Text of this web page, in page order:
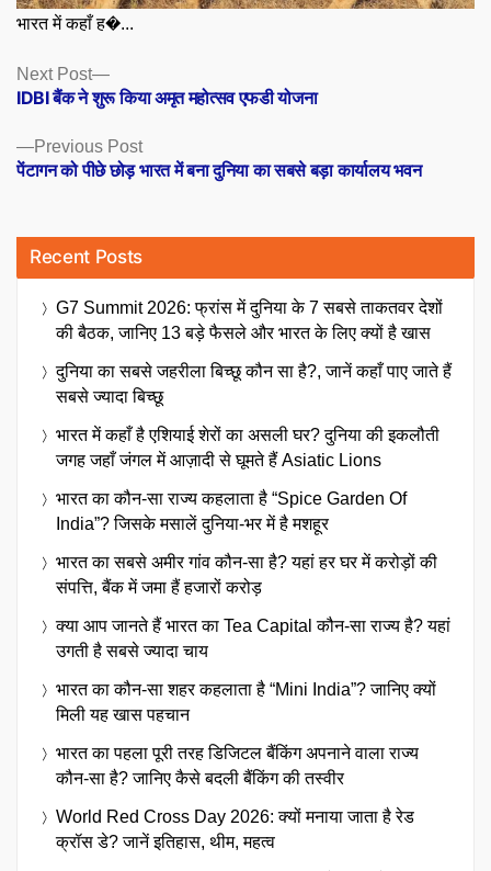
भारत में कहाँ ह�...
Posts
navigation
Previous PostPrevious
post:
पेंटागन को पीछे छोड़ भारत में बना दुनिया का सबसे बड़ा कार्यालय भवन
Next Post
Next
post:
IDBI बैंक ने शुरू किया अमृत महोत्सव एफडी योजना
Recent Posts
G7 Summit 2026: फ्रांस में दुनिया के 7 सबसे ताकतवर देशों
की बैठक, जानिए 13 बड़े फैसले और भारत के लिए क्यों है खास
दुनिया का सबसे जहरीला बिच्छू कौन सा है?, जानें कहाँ पाए जाते हैं
सबसे ज्यादा बिच्छू
भारत में कहाँ है एशियाई शेरों का असली घर? दुनिया की इकलौती
जगह जहाँ जंगल में आज़ादी से घूमते हैं Asiatic Lions
भारत का कौन-सा राज्य कहलाता है “Spice Garden Of
India”? जिसके मसालें दुनिया-भर में है मशहूर
भारत का सबसे अमीर गांव कौन-सा है? यहां हर घर में करोड़ों की
संपत्ति, बैंक में जमा हैं हजारों करोड़
क्या आप जानते हैं भारत का Tea Capital कौन-सा राज्य है? यहां
उगती है सबसे ज्यादा चाय
भारत का कौन-सा शहर कहलाता है “Mini India”? जानिए क्यों
मिली यह खास पहचान
भारत का पहला पूरी तरह डिजिटल बैंकिंग अपनाने वाला राज्य
कौन-सा है? जानिए कैसे बदली बैंकिंग की तस्वीर
World Red Cross Day 2026: क्यों मनाया जाता है रेड
क्रॉस डे? जानें इतिहास, थीम, महत्व